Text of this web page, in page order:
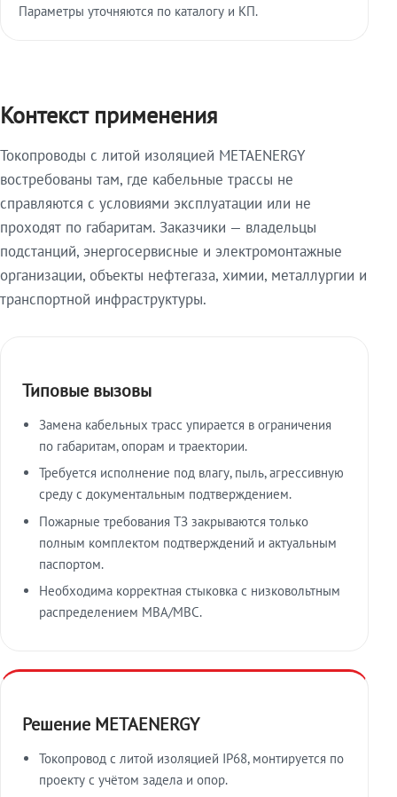
Параметры уточняются по каталогу и КП.
Контекст применения
Токопроводы с литой изоляцией METAENERGY
востребованы там, где кабельные трассы не
справляются с условиями эксплуатации или не
проходят по габаритам. Заказчики — владельцы
подстанций, энергосервисные и электромонтажные
организации, объекты нефтегаза, химии, металлургии и
транспортной инфраструктуры.
Типовые вызовы
Замена кабельных трасс упирается в ограничения
по габаритам, опорам и траектории.
Требуется исполнение под влагу, пыль, агрессивную
среду с документальным подтверждением.
Пожарные требования ТЗ закрываются только
полным комплектом подтверждений и актуальным
паспортом.
Необходима корректная стыковка с низковольтным
распределением МВА/МВС.
Решение METAENERGY
Токопровод с литой изоляцией IP68, монтируется по
проекту с учётом задела и опор.